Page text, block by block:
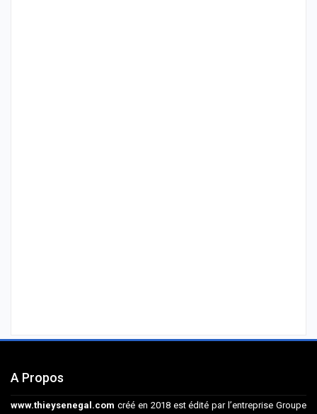
A Propos
www.thieysenegal.com créé en 2018 est édité par l’entreprise Groupe